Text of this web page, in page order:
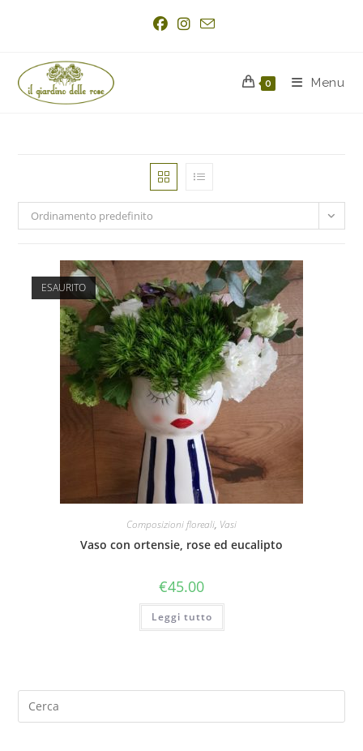
0 Menu
Ordinamento predefinito
ESAURITO
Composizioni floreali, Vasi
Vaso con ortensie, rose ed eucalipto
€45.00
Leggi tutto